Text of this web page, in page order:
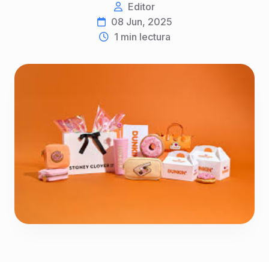
Editor
08 Jun, 2025
1 min lectura